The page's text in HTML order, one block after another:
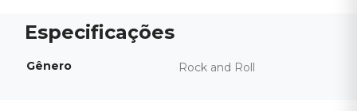
Gênero Rock and Roll